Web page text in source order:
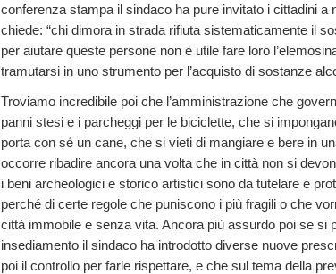
conferenza stampa il sindaco ha pure invitato i cittadini a
chiede: “chi dimora in strada rifiuta sistematicamente il
per aiutare queste persone non è utile fare loro
tramutarsi in uno strumento per l’acquisto di sostanze
Troviamo incredibile poi che l’amministrazione che
panni stesi e i parcheggi per le biciclette, che si
porta con sé un cane, che si vieti di mangiare e bere in
occorre ribadire ancora una volta che in città non si
i beni archeologici e storico artistici sono da tutelare e
perché di certe regole che puniscono i più fragili o che
città immobile e senza vita. Ancora più assurdo poi se si
insediamento il sindaco ha introdotto diverse nuove
poi il controllo per farle rispettare, e che sul tema della